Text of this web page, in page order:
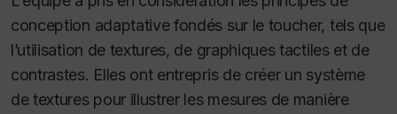
conception adaptative fondés sur le toucher, tels que
l’utilisation de textures, de graphiques tactiles et de
contrastes. Elles ont entrepris de créer un système
de textures pour illustrer les mesures de manière